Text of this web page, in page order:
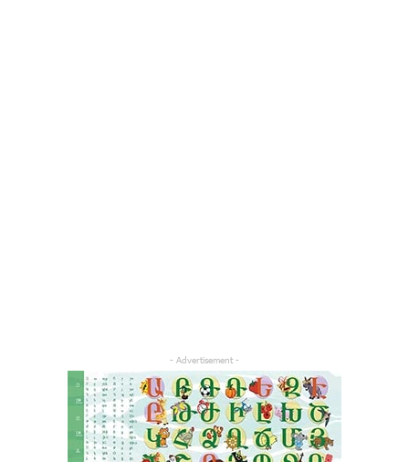
- Advertisement -